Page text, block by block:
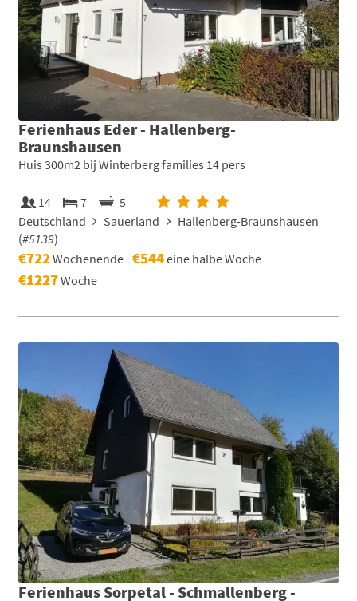
Ferienhaus Eder - Hallenberg-
Braunshausen
Huis 300m2 bij Winterberg families 14 pers
14 7
5
Deutschland
Sauerland
Hallenberg-Braunshausen
(#5139)
€722Wochenende €544eine halbe Woche
€1227Woche
Ferienhaus Sorpetal - Schmallenberg -